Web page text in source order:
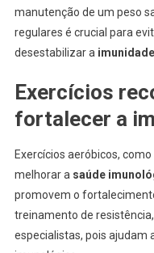
manutenção de um peso
regulares é crucial para
desestabilizar a imunidade
Exercícios
fortalecer a
Exercícios aeróbicos,
melhorar a saúde
promovem o
treinamento de
especialistas, pois ajudam